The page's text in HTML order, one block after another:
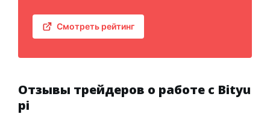
Смотреть рейтинг
Отзывы трейдеров о работе с Bityu
pi